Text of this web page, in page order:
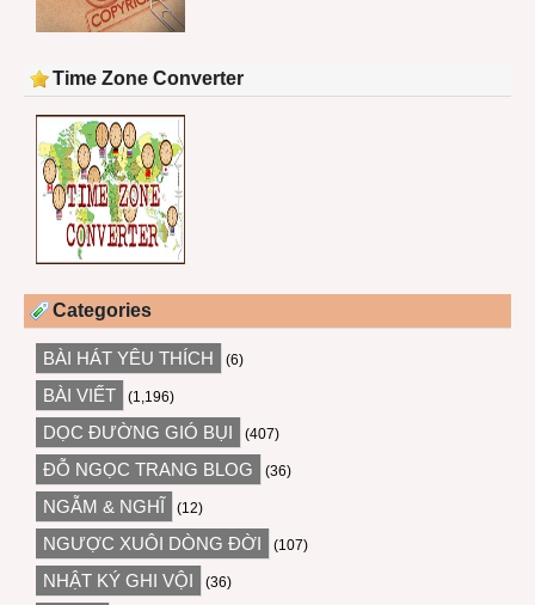
Time Zone Converter
Categories
BÀI HÁT YÊU THÍCH (6)
BÀI VIẾT (1,196)
DỌC ĐƯỜNG GIÓ BỤI (407)
ĐỖ NGỌC TRANG BLOG (36)
NGẪM & NGHĨ (12)
NGƯỢC XUÔI DÒNG ĐỜI (107)
NHẬT KÝ GHI VỘI (36)